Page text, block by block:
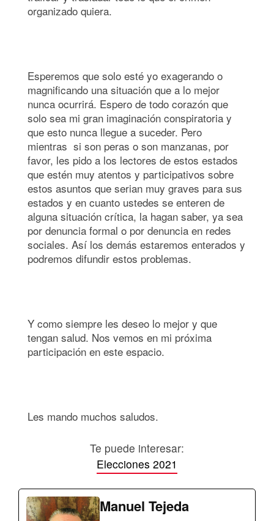
organizado quiera.
Esperemos que solo esté yo exagerando o
magnificando una situación que a lo mejor
nunca ocurrirá. Espero de todo corazón que
solo sea mi gran imaginación conspiratoria y
que esto nunca llegue a suceder. Pero
mientras si son peras o son manzanas, por
favor, les pido a los lectores de estos estados
que estén muy atentos y participativos sobre
estos asuntos que serian muy graves para sus
estados y en cuanto ustedes se enteren de
alguna situación crítica, la hagan saber, ya sea
por denuncia formal o por denuncia en redes
sociales. Así los demás estaremos enterados y
podremos difundir estos problemas.
Y como siempre les deseo lo mejor y que
tengan salud. Nos vemos en mi próxima
participación en este espacio.
Les mando muchos saludos.
Te puede interesar:
Elecciones 2021
Manuel Tejeda